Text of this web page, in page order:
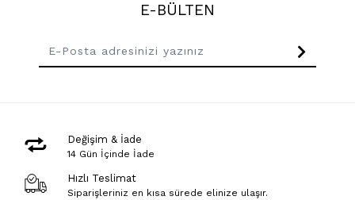
E-BÜLTEN
Değişim & İade
14 Gün İçinde İade
Hızlı Teslimat
Siparişleriniz en kısa sürede elinize ulaşır.